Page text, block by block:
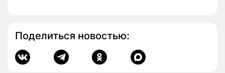
Поделиться новостью: